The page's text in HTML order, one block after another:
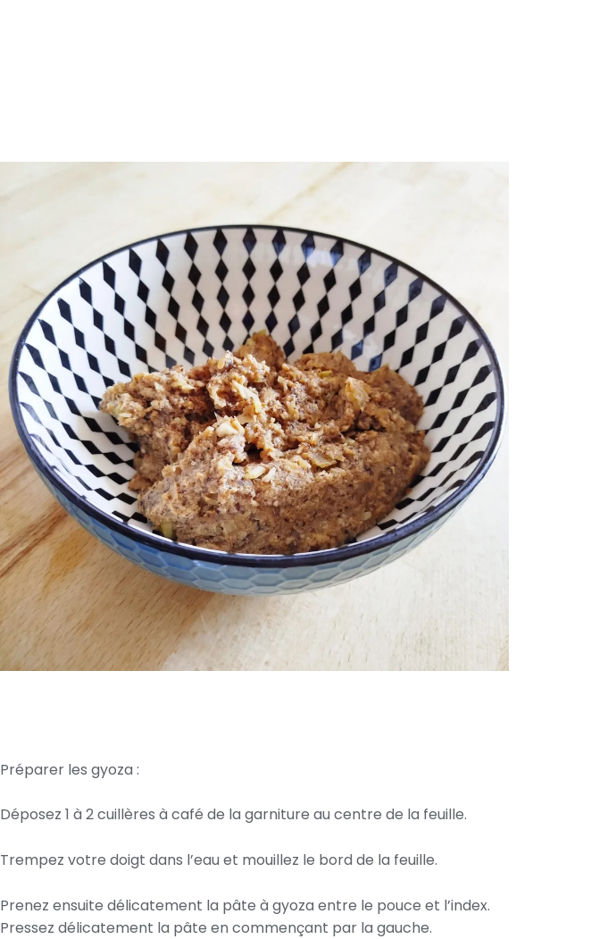
Préparer les gyoza :
Déposez 1 à 2 cuillères à café de la garniture au centre de la feuille.
Trempez votre doigt dans l’eau et mouillez le bord de la feuille.
Prenez ensuite délicatement la pâte à gyoza entre le pouce et l’index.
Pressez délicatement la pâte en commençant par la gauche.